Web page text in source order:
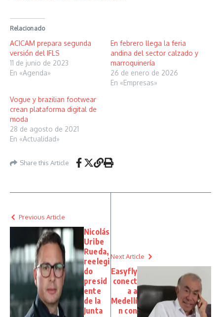
Relacionado
ACICAM prepara segunda
versión del IFLS
11 de junio de 2023
En «Agenda»
En febrero llega la feria
andina del sector calzado y
marroquinería
26 de enero de 2026
En «Empresas»
Vogue y brazilian footwear
crean plataforma digital de
moda
28 de agosto de 2021
En «Actualidad»
Share this Article
Previous Article
Nicolás
Uribe
Rueda,
reelegi
do
presid
ente
de la
Junta
Next Article
Easyfly
conect
a a
Medellí
n con